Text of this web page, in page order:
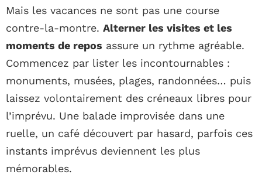
Mais les vacances ne sont pas une course
contre-la-montre. Alterner les visites et les
moments de repos assure un rythme agréable.
Commencez par lister les incontournables :
monuments, musées, plages, randonnées… puis
laissez volontairement des créneaux libres pour
l’imprévu. Une balade improvisée dans une
ruelle, un café découvert par hasard, parfois ces
instants imprévus deviennent les plus
mémorables.